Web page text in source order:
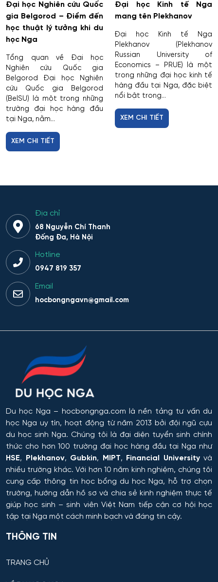
Cơ học và mô hình toán học
Cơ học ứng dụng
Cơ khí
Cơ nhiệt máy bay và vũ trụ
Cơ sở hạ tầng nhà ở và xã hội
Cơ điện tử và Robotics
Di truyền học
Diễn xuất
Du lịch
Du lịch nghỉ dưỡng và hoạt động giải trí
Dân tộc học
Dịch vụ
Giám sát thông minh
Giám định tư pháp
Giáo dục chuyên nghiệp
Giáo dục sư phạm
Giáo dục thể chất
Giáo dục và sư phạm
Giáo dục đặc biệt
Hiệu suất tổ hợp máy bay
Đại học Nghiên cứu Quốc
gia Belgorod – Điểm đến
học thuật lý tưởng khi du
học Nga
Tổng quan về Đại học
Nghiên cứu Quốc gia
Belgorod Đại học Nghiên
cứu Quốc gia Belgorod
(BelSU) là một trong những
trường đại học hàng đầu
tại Nga, nằm...
XEM CHI TIẾT
Đại học Kinh tế Nga
mang tên Plekhanov
Đại học Kinh tế Nga
Plekhanov (Plekhanov
Russian University of
Economics – PRUE) là một
trong những đại học kinh tế
hàng đầu tại Nga, đặc biệt
nổi bật trong...
XEM CHI TIẾT
Địa chỉ
68 Nguyễn Chí Thanh
Đống Đa, Hà Nội
Hotline
0947 819 357
Email
hocbongngavn@gmail.com
Du học Nga – hocbongnga.com là nền tảng tư vấn du
học Nga uy tín, hoạt động từ năm 2013 bởi đội ngũ cựu
du học sinh Nga. Chúng tôi là đại diện tuyển sinh chính
thức cho hơn 100 trường đại học hàng đầu tại Nga như
HSE, Plekhanov, Gubkin, MIPT, Financial Universityvà
nhiều trường khác. Với hơn 10 năm kinh nghiệm, chúng tôi
cung cấp thông tin học bổng du học Nga, hỗ trợ chọn
trường, hướng dẫn hồ sơ và chia sẻ kinh nghiệm thực tế
giúp học sinh – sinh viên Việt Nam tiếp cận cơ hội học
tập tại Nga một cách minh bạch và đáng tin cậy.
THÔNG TIN
TRANG CHỦ